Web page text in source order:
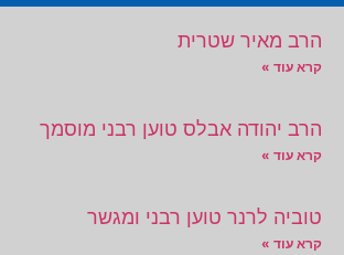
הרב מאיר שטרית
קרא עוד »
הרב יהודה אבלס טוען רבני מוסמך
קרא עוד »
טוביה לרנר טוען רבני ומגשר
קרא עוד »